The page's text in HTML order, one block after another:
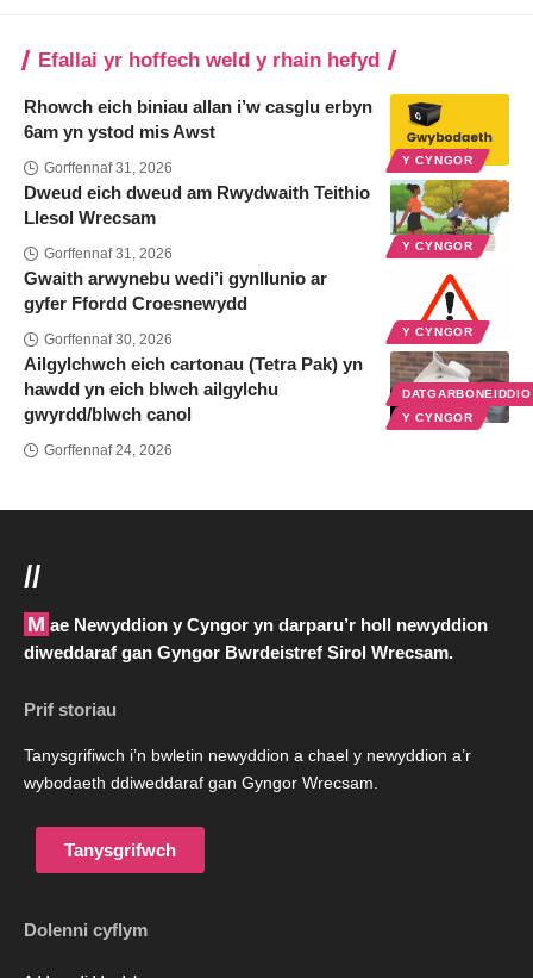
Efallai yr hoffech weld y rhain hefyd
Y CYNGOR
Rhowch eich biniau allan i’w casglu erbyn
6am yn ystod mis Awst
Gorffennaf 31, 2026
Y CYNGOR
Dweud eich dweud am Rwydwaith Teithio
Llesol Wrecsam
Gorffennaf 31, 2026
Y CYNGOR
Gwaith arwynebu wedi’i gynllunio ar
gyfer Ffordd Croesnewydd
Gorffennaf 30, 2026
Y CYNGOR
Ailgylchwch eich cartonau (Tetra Pak) yn
hawdd yn eich blwch ailgylchu
gwyrdd/blwch canol
Gorffennaf 24, 2026
//
Mae Newyddion y Cyngor yn darparu’r holl newyddion
diweddaraf gan Gyngor Bwrdeistref Sirol Wrecsam.
Prif storiau
Tanysgrifiwch i’n bwletin newyddion a chael y newyddion a’r
wybodaeth ddiweddaraf gan Gyngor Wrecsam.
Tanysgrifwch
Dolenni cyflym